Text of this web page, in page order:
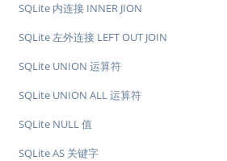
SQLite 内连接 INNER JION
SQLite 左外连接 LEFT OUT JOIN
SQLite UNION 运算符
SQLite UNION ALL 运算符
SQLite NULL 值
SQLite AS 关键字